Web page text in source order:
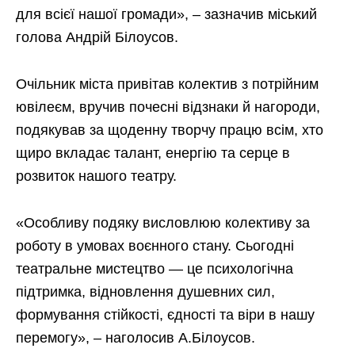
для всієї нашої громади», – зазначив міський
голова Андрій Білоусов.
Очільник міста привітав колектив з потрійним
ювілеєм, вручив почесні відзнаки й нагороди,
подякував за щоденну творчу працю всім, хто
щиро вкладає талант, енергію та серце в
розвиток нашого театру.
«Особливу подяку висловлюю колективу за
роботу в умовах воєнного стану. Сьогодні
театральне мистецтво — це психологічна
підтримка, відновлення душевних сил,
формування стійкості, єдності та віри в нашу
перемогу», – наголосив А.Білоусов.